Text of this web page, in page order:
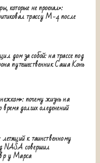
которые не проехал»:
трассу М-4 после
дом за собой: на трассе под
путешественник Саша Конь
почему жизнь на
долгих оледенений
к таинственному
NASA совершил
у Марса